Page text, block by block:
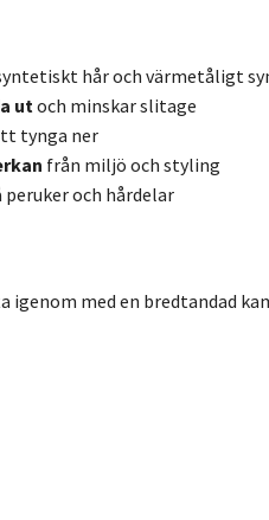
hår och värmetåligt
ut och minskar slitage
tynga ner
från miljö och styling
peruker och hårdelar
igenom med en bredtandad